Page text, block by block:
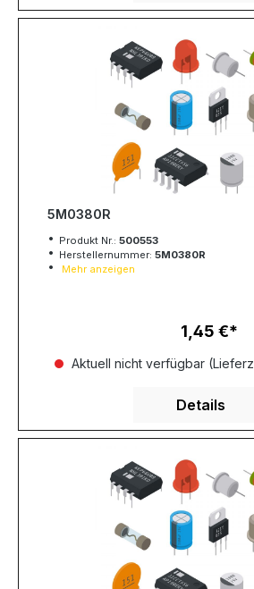
5M0380R
Produkt Nr.: 500553
Herstellernummer: 5M0380R
Mehr anzeigen
Regulärer
1,45 €
Aktuell nicht verfügbar
Details